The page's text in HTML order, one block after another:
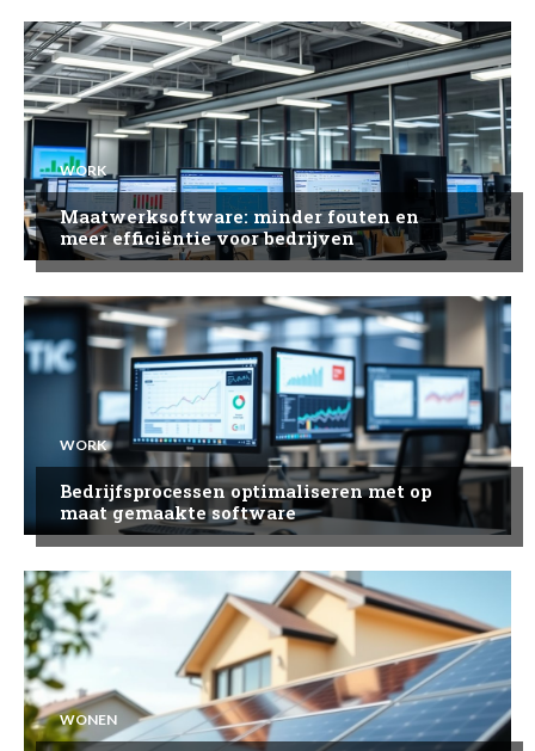
WORK
Maatwerksoftware: minder fouten en
meer efficiëntie voor bedrijven
WORK
Bedrijfsprocessen optimaliseren met op
maat gemaakte software
WONEN